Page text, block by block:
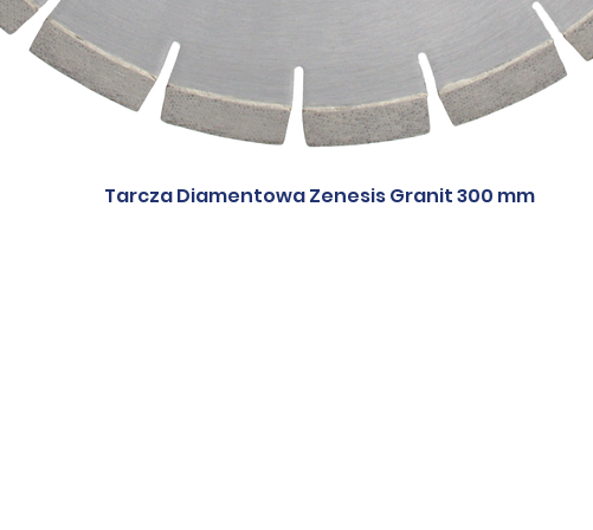
Tarcza Diamentowa Zenesis Granit 300 mm